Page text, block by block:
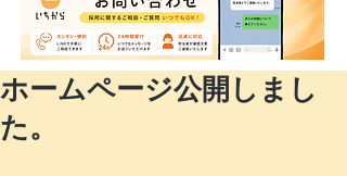
ホームページ公開しまし
た。